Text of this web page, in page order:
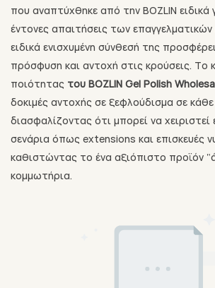
που αναπτύχθηκε από την BOZLIN ειδικά
έντονες απαιτήσεις των
ειδικά ενισχυμένη σύνθεσή της
πρόσφυση και αντοχή στις κρούσεις. Το
ποιότητας του BOZLIN Gel Polish
δοκιμές αντοχής σε ξεφλούδισμα σε
διασφαλίζοντας ότι μπορεί να χειριστεί
σενάρια όπως extensions και επισκευές
καθιστώντας το ένα αξιόπιστο προϊόν
κομμωτήρια.